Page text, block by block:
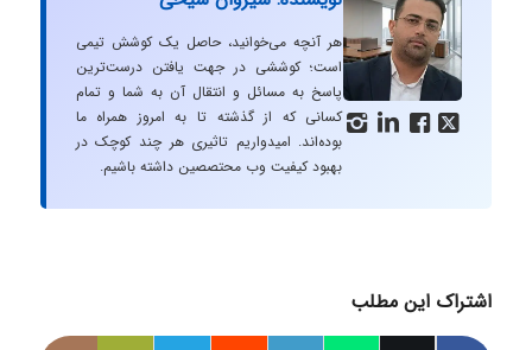
   
هر آنچه می‌خوانید، حاصل یک کوشش تیمی
است؛ کوششی در جهت یافتن درست‌ترین
پاسخ به مسائل و انتقال آن به شما و تمام
کسانی که از گذشته تا به امروز همراه ما
بوده‌اند. امیدواریم تاثیری هر چند کوچک در
بهبود کیفیت وب محتصصین داشته باشیم.
اشتراک این مطلب